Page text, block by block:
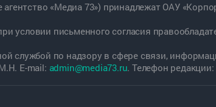
«Медиа 73») принадлежат ОАУ
условии письменного согласия
службой по надзору в сфере связи,
E-mail: admin@media73.ru. Телефон редакции: